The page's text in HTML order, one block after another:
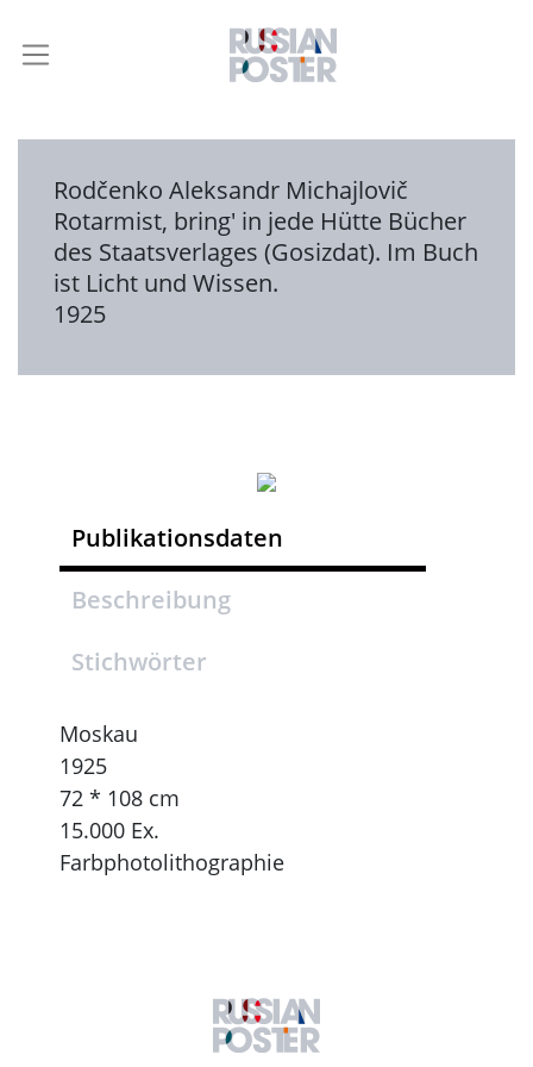
Rodčenko Aleksandr Michajlovič
Rotarmist, bring' in jede Hütte Bücher
des Staatsverlages (Gosizdat). Im Buch
ist Licht und Wissen.
1925
Publikationsdaten
Beschreibung
Stichwörter
Moskau
1925
72 * 108 cm
15.000 Ex.
Farbphotolithographie